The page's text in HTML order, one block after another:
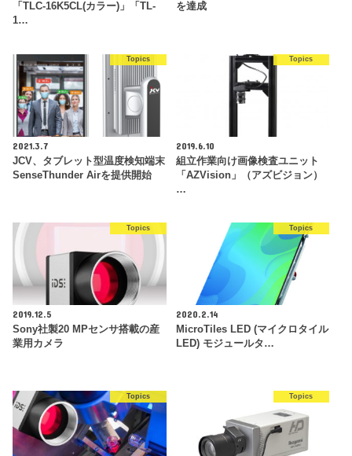
「TLC-16K5CL(カラー)」「TL-
1…
を達成
Topics
2021.3.7
JCV、タブレット型温度検知端末
SenseThunder Airを提供開始
Topics
2019.6.10
組立作業向け画像検査ユニット
「AZVision」（アズビジョン）
…
Topics
2019.12.5
Sony社製20 MPセンサ搭載の産
業用カメラ
Topics
2020.2.14
MicroTiles LED (マイクロタイル
LED) モジュールタ…
Topics Topics